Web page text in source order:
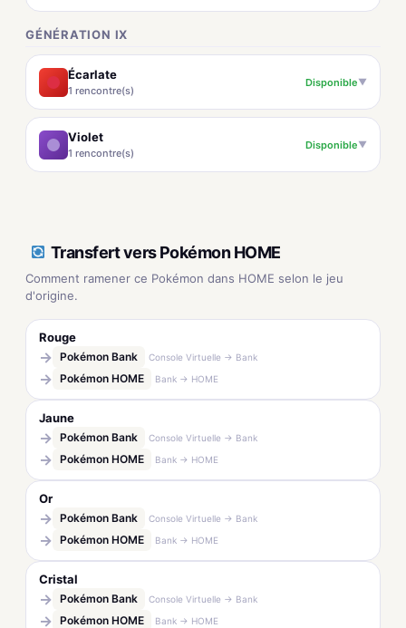
GÉNÉRATION IX
Écarlate
1 rencontre(s)
Disponible▼
Violet
1 rencontre(s)
Disponible▼
Transfert vers Pokémon HOME
Comment ramener ce Pokémon dans HOME selon le jeu
d'origine.
Rouge
→ Pokémon Bank Console Virtuelle → Bank
→ Pokémon HOME Bank → HOME
Jaune
→ Pokémon Bank Console Virtuelle → Bank
→ Pokémon HOME Bank → HOME
Or
→ Pokémon Bank Console Virtuelle → Bank
→ Pokémon HOME Bank → HOME
Cristal
→ Pokémon Bank Console Virtuelle → Bank
→ Pokémon HOME Bank → HOME